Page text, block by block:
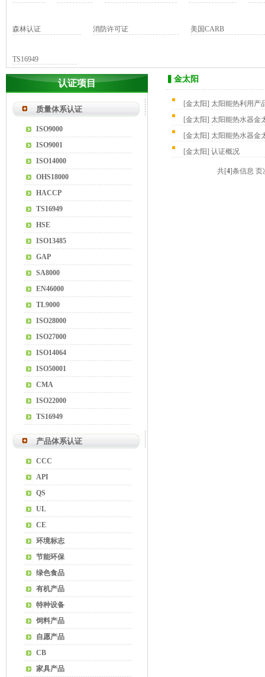
森林认证 消防许可证 美国CARB
TS16949
认证项目
质量体系认证
ISO9000
ISO9001
ISO14000
OHS18000
HACCP
TS16949
HSE
ISO13485
GAP
SA8000
EN46000
TL9000
ISO28000
ISO27000
ISO14064
ISO50001
CMA
ISO22000
TS16949
产品体系认证
CCC
API
QS
UL
CE
环境标志
节能环保
绿色食品
有机产品
特种设备
饲料产品
自愿产品
CB
家具产品
▍金太阳
[金太阳] 太阳能热利用产
[金太阳] 太阳能热水器金
[金太阳] 太阳能热水器金
[金太阳] 认证概况
共[4]条信息